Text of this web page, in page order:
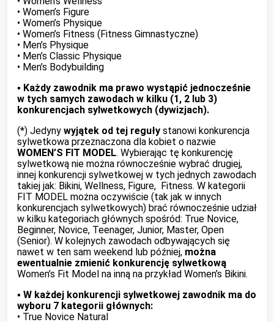
• Women’s Figure
• Women’s Physique
• Women’s Fitness (Fitness Gimnastyczne)
• Men’s Physique
• Men’s Classic Physique
• Men’s Bodybuilding
▪︎ Każdy zawodnik ma prawo wystąpić jednocześnie
w tych samych zawodach w kilku (1, 2 lub 3)
konkurencjach sylwetkowych (dywizjach).
(*) Jedyny wyjątek od tej reguły stanowi konkurencja
sylwetkowa przeznaczona dla kobiet o nazwie
WOMEN’S FIT MODEL. Wybierając tę konkurencję
sylwetkową nie można równocześnie wybrać drugiej,
innej konkurencji sylwetkowej w tych jednych zawodach
takiej jak: Bikini, Wellness, Figure, Fitness. W kategorii
FIT MODEL można oczywiście (tak jak w innych
konkurencjach sylwetkowych) brać równocześnie udział
w kilku kategoriach głównych spośród: True Novice,
Beginner, Novice, Teenager, Junior, Master, Open
(Senior). W kolejnych zawodach odbywających się
nawet w ten sam weekend lub później, można
ewentualnie zmienić konkurencję sylwetkową
Women’s Fit Model na inną na przykład Women’s Bikini.
▪︎ W każdej konkurencji sylwetkowej zawodnik ma do
wyboru 7 kategorii głównych:
• True Novice Natural